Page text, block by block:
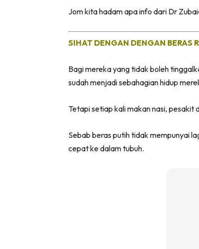
Jom kita hadam apa info dari Dr
SIHAT DENGAN DENGAN BERAS
Bagi mereka yang tidak boleh
sudah menjadi sebahagian hidup
Tetapi setiap kali makan nasi,
Sebab beras putih tidak mempunyai
cepat ke dalam tubuh.